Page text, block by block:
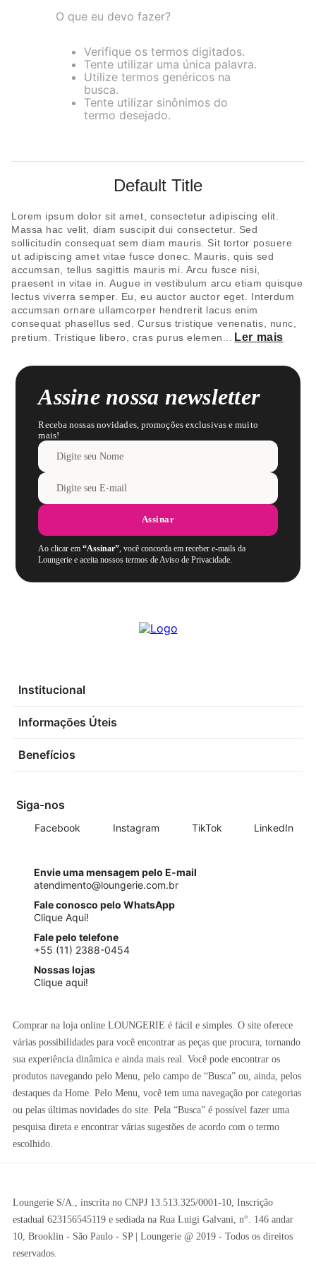
pijama
O que eu devo fazer?
Verifique os termos digitados.
Tente utilizar uma única palavra.
Utilize termos genéricos na
busca.
Tente utilizar sinônimos do
termo desejado.
Default Title
Lorem ipsum dolor sit amet, consectetur adipiscing elit.
Massa hac velit, diam suscipit dui consectetur. Sed
sollicitudin consequat sem diam mauris. Sit tortor posuere
ut adipiscing amet vitae fusce donec. Mauris, quis sed
accumsan, tellus sagittis mauris mi. Arcu fusce nisi,
praesent in vitae in. Augue in vestibulum arcu etiam quisque
lectus viverra semper. Eu, eu auctor auctor eget. Interdum
accumsan ornare ullamcorper hendrerit lacus enim
consequat phasellus sed. Cursus tristique venenatis, nunc,
pretium. Tristique libero, cras purus elemen
Ler mais
Assine nossa newsletter
Receba nossas novidades, promoções exclusivas e muito
mais!
Assinar
Ao clicar em“Assinar”, você concorda em receber e-mails da
Loungerie e aceita nossos termos de Aviso de Privacidade.
Institucional
Informações Úteis
Benefícios
Siga-nos
Facebook Instagram TikTok LinkedIn
Envie uma mensagem pelo E-mail
atendimento@loungerie.com.br
Fale conosco pelo WhatsApp
Clique Aqui!
Fale pelo telefone
+55 (11) 2388-0454
Nossas lojas
Clique aqui!
Comprar na loja online LOUNGERIE é fácil e simples. O site oferece
várias possibilidades para você encontrar as peças que procura, tornando
sua experiência dinâmica e ainda mais real. Você pode encontrar os
produtos navegando pelo Menu, pelo campo de “Busca” ou, ainda, pelos
destaques da Home. Pelo Menu, você tem uma navegação por categorias
ou pelas últimas novidades do site. Pela “Busca” é possível fazer uma
pesquisa direta e encontrar várias sugestões de acordo com o termo
escolhido.
Loungerie S/A., inscrita no CNPJ 13.513.325/0001-10, Inscrição
estadual 623156545119 e sediada na Rua Luigi Galvani, n°. 146 andar
10, Brooklin - São Paulo - SP | Loungerie @ 2019 - Todos os direitos
reservados.